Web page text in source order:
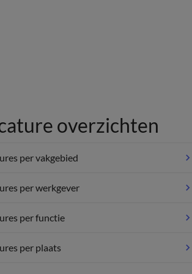
overzichten
per vakgebied
per werkgever
per functie
per plaats